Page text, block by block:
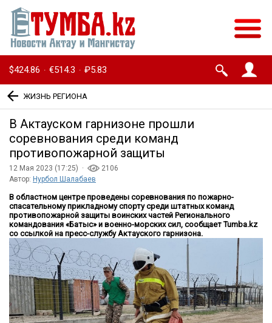
$424.86 · €514.3 · ₽5.83
ЖИЗНЬ РЕГИОНА
В Актауском гарнизоне прошли
соревнования среди команд
противопожарной защиты
12 Мая 2023 (17:25) ·
2106
Автор: Нурбол Шалабаев
В областном центре проведены соревнования по пожарно-
спасательному прикладному спорту среди штатных команд
противопожарной защиты воинских частей Регионального
командования «Батыс» и военно-морских сил, сообщает Tumba.kz
со ссылкой на пресс-службу Актауского гарнизона.